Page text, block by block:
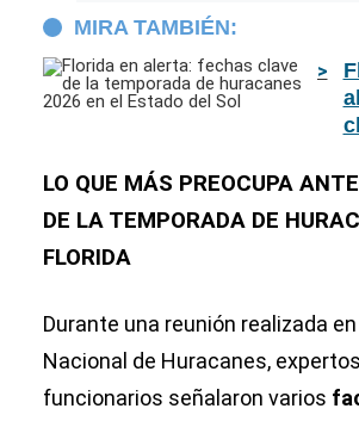
MIRA TAMBIÉN:
LO QUE MÁS PREOCUPA
DE LA TEMPORADA DE
FLORIDA
Durante una reunión realizada
Nacional de Huracanes,
funcionarios señalaron varios